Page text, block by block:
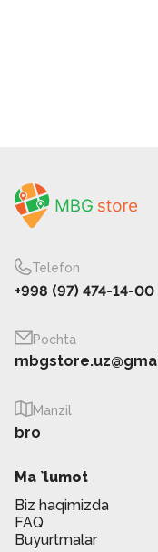
Telefon
+998 (97) 474-14-00
Pochta
Manzil
bro
Ma `lumot
Biz haqimizda
FAQ
Buyurtmalar